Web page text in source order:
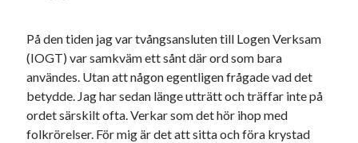
På den tiden jag var tvångsansluten till Logen Verksam
(IOGT) var samkväm ett sånt där ord som bara
användes. Utan att någon egentligen frågade vad det
betydde. Jag har sedan länge utträtt och träffar inte på
ordet särskilt ofta. Verkar som det hör ihop med
folkrörelser. För mig är det att sitta och föra krystad